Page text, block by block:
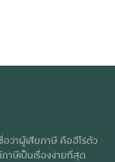
ว่าผู้เสียภาษี คือฮีโร่ตัว
าษีเป็นเรื่องง่ายที่สุด